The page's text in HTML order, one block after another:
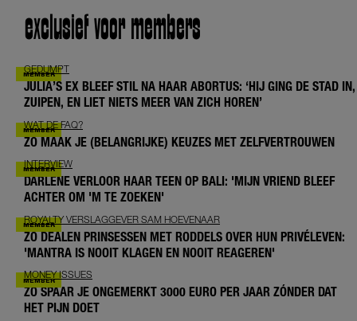
exclusief voor members
GEDUMPT
JULIA’S EX BLEEF STIL NA HAAR ABORTUS: ‘HIJ GING DE STAD IN,
ZUIPEN, EN LIET NIETS MEER VAN ZICH HOREN’
WAT DE FAQ?
ZO MAAK JE (BELANGRIJKE) KEUZES MET ZELFVERTROUWEN
INTERVIEW
DARLENE VERLOOR HAAR TEEN OP BALI: 'MIJN VRIEND BLEEF
ACHTER OM 'M TE ZOEKEN'
ROYALTY VERSLAGGEVER SAM HOEVENAAR
ZO DEALEN PRINSESSEN MET RODDELS OVER HUN PRIVÉLEVEN:
'MANTRA IS NOOIT KLAGEN EN NOOIT REAGEREN'
MONEY ISSUES
ZO SPAAR JE ONGEMERKT 3000 EURO PER JAAR ZÓNDER DAT
HET PIJN DOET